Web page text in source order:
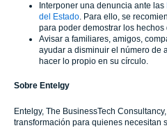
Interponer una denuncia ante las
del Estado. Para ello, se
para poder demostrar los
Avisar a familiares, amigos,
ayudar a disminuir el número de
hacer lo propio en su círculo.
Sobre Entelgy
Entelgy, The BusinessTech
transformación para quienes necesitan